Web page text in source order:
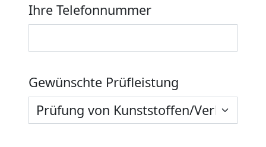
Ihre Telefonnummer
Gewünschte Prüfleistung